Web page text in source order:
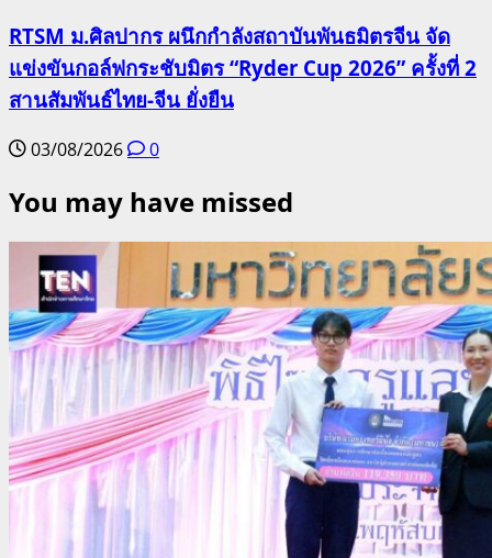
RTSM ม.ศิลปากร ผนึกกำลังสถาบันพันธมิตรจีน จัด
แข่งขันกอล์ฟกระชับมิตร “Ryder Cup 2026” ครั้งที่ 2
สานสัมพันธ์ไทย-จีน ยั่งยืน
03/08/2026 0
You may have missed